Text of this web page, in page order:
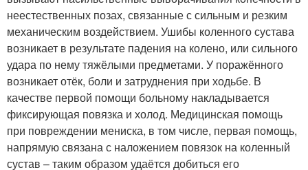
неестественных позах, связанные с сильным и резким
механическим воздействием. Ушибы коленного сустава
возникает в результате падения на колено, или сильного
удара по нему тяжёлыми предметами. У поражённого
возникает отёк, боли и затруднения при ходьбе. В
качестве первой помощи больному накладывается
фиксирующая повязка и холод. Медицинская помощь
при повреждении мениска, в том числе, первая помощь,
напрямую связана с наложением повязок на коленный
сустав – таким образом удаётся добиться его